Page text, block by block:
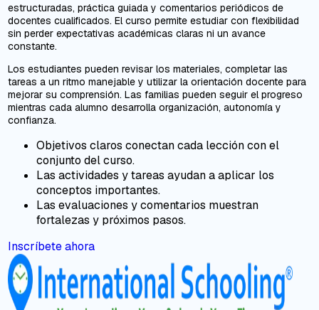
estructuradas, práctica guiada y comentarios periódicos de
docentes cualificados. El curso permite estudiar con flexibilidad
sin perder expectativas académicas claras ni un avance
constante.
Los estudiantes pueden revisar los materiales, completar las
tareas a un ritmo manejable y utilizar la orientación docente para
mejorar su comprensión. Las familias pueden seguir el progreso
mientras cada alumno desarrolla organización, autonomía y
confianza.
Objetivos claros conectan cada lección con el
conjunto del curso.
Las actividades y tareas ayudan a aplicar los
conceptos importantes.
Las evaluaciones y comentarios muestran
fortalezas y próximos pasos.
Inscríbete ahora